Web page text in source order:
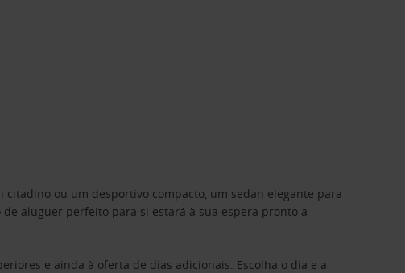
ou um desportivo compacto, um sedan elegante para
aluguer perfeito para si estará à sua espera pronto a
e ainda à oferta de dias adicionais. Escolha o dia e a